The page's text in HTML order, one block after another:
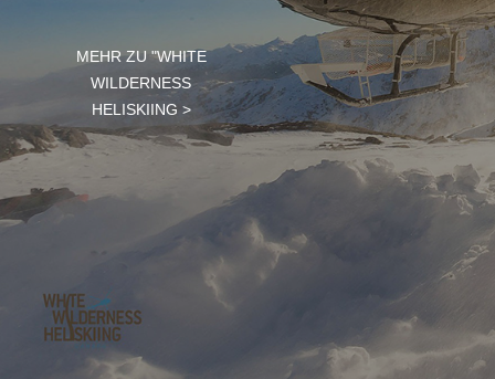
MEHR ZU "WHITE
WILDERNESS
HELISKIING >